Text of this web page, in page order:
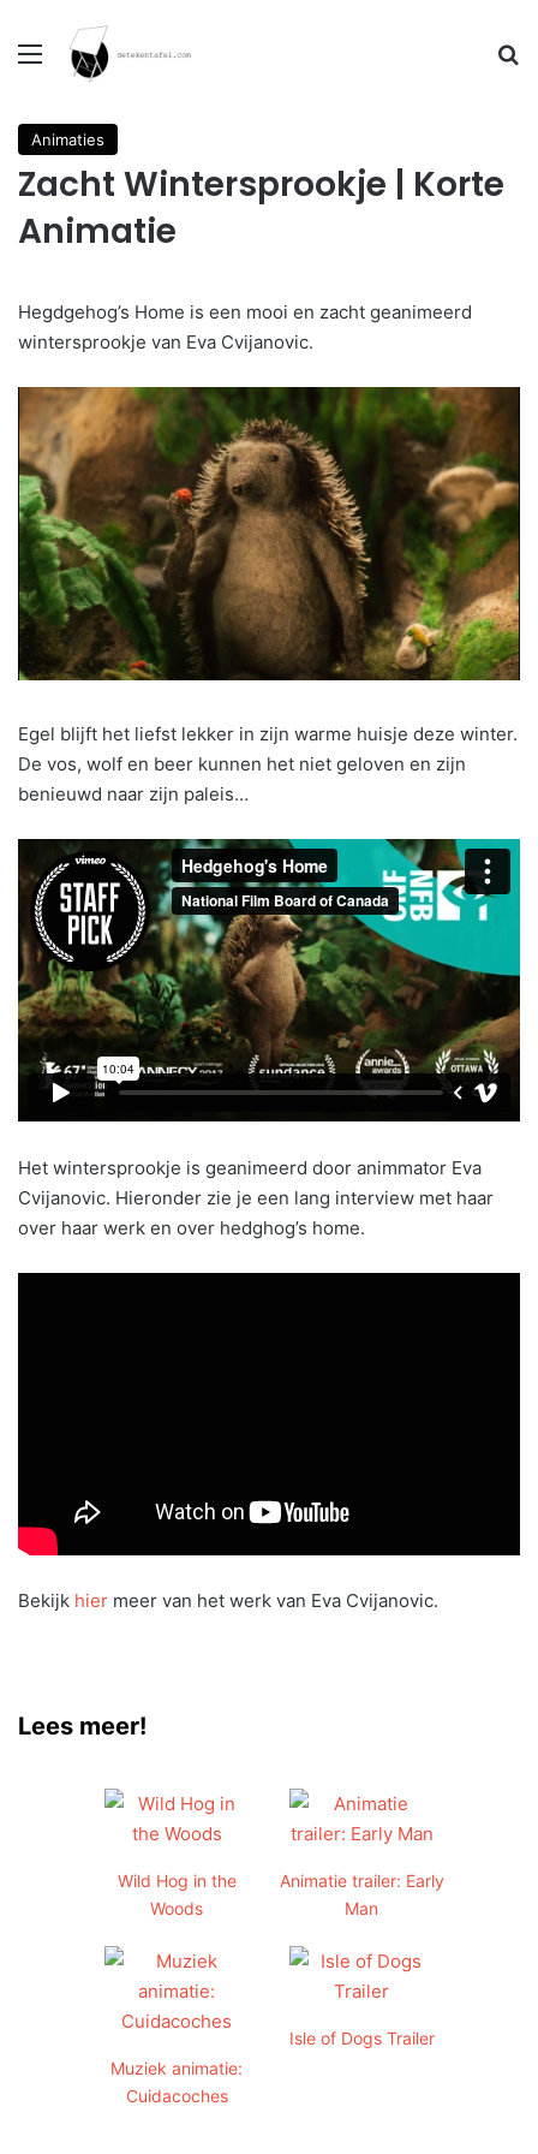
Menu
Animaties
Zacht Wintersprookje | Korte
Animatie
Hegdgehog’s Home is een mooi en zacht geanimeerd
wintersprookje van Eva Cvijanovic.
Egel blijft het liefst lekker in zijn warme huisje deze winter.
De vos, wolf en beer kunnen het niet geloven en zijn
benieuwd naar zijn paleis…
Het wintersprookje is geanimeerd door animmator Eva
Cvijanovic. Hieronder zie je een lang interview met haar
over haar werk en over hedghog’s home.
Bekijk hier meer van het werk van Eva Cvijanovic.
Lees meer!
Wild Hog in the
Woods
Animatie trailer: Early
Man
Muziek animatie:
Cuidacoches
Isle of Dogs Trailer